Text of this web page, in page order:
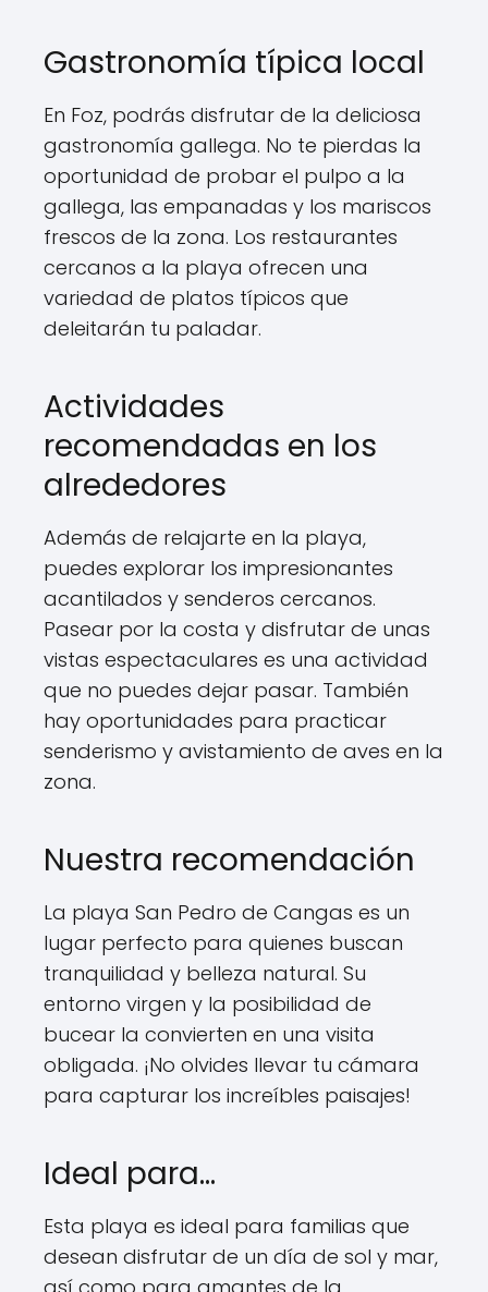
Gastronomía típica local
En Foz, podrás disfrutar de la deliciosa
gastronomía gallega. No te pierdas la
oportunidad de probar el pulpo a la
gallega, las empanadas y los mariscos
frescos de la zona. Los restaurantes
cercanos a la playa ofrecen una
variedad de platos típicos que
deleitarán tu paladar.
Actividades
recomendadas en los
alrededores
Además de relajarte en la playa,
puedes explorar los impresionantes
acantilados y senderos cercanos.
Pasear por la costa y disfrutar de unas
vistas espectaculares es una actividad
que no puedes dejar pasar. También
hay oportunidades para practicar
senderismo y avistamiento de aves en la
zona.
Nuestra recomendación
La playa San Pedro de Cangas es un
lugar perfecto para quienes buscan
tranquilidad y belleza natural. Su
entorno virgen y la posibilidad de
bucear la convierten en una visita
obligada. ¡No olvides llevar tu cámara
para capturar los increíbles paisajes!
Ideal para…
Esta playa es ideal para familias que
desean disfrutar de un día de sol y mar,